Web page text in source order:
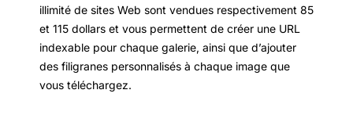
illimité de sites Web sont vendues respectivement 85
et 115 dollars et vous permettent de créer une URL
indexable pour chaque galerie, ainsi que d’ajouter
des filigranes personnalisés à chaque image que
vous téléchargez.